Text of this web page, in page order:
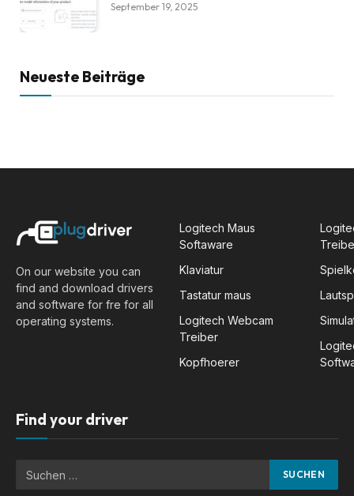
September 19, 2025
Neueste Beiträge
On our website you can
find and download drivers
and software for fre for all
operating systems.
Logitech Maus
Softaware
Klaviatur
Tastatur maus
Logitech Webcam
Treiber
Kopfhoerer
Find your driver